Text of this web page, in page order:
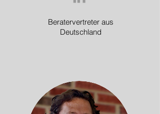
Beratervertreter aus
Deutschland